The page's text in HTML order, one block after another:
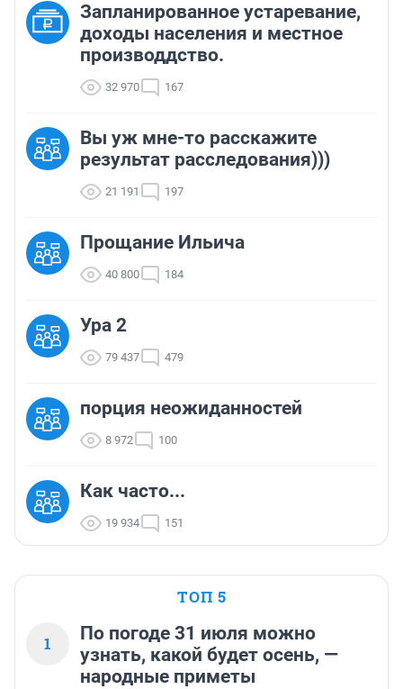
Запланированное устаревание,
доходы населения и местное
производдство.
32 970 167
Вы уж мне-то расскажите
результат расследования)))
21 191 197
Прощание Ильича
40 800 184
Ура 2
79 437 479
порция неожиданностей
8 972 100
Как часто...
19 934 151
ТОП 5
1
По погоде 31 июля можно
узнать, какой будет осень, —
народные приметы